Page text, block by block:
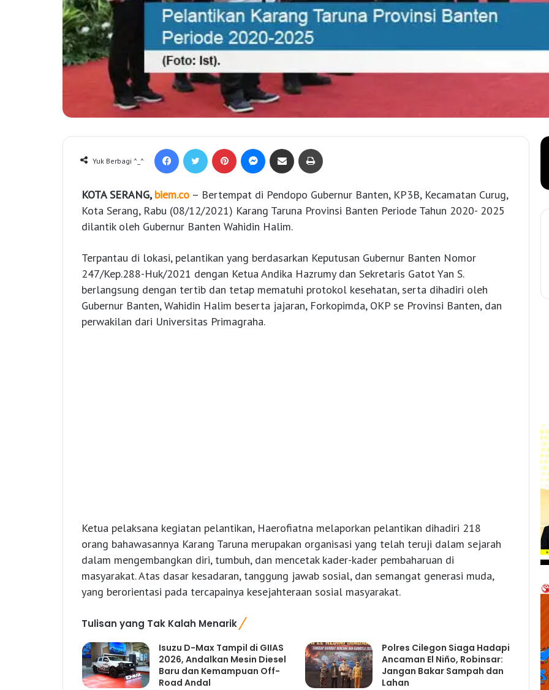
Yuk Berbagi ^_^
KOTA SERANG,biem.co – Bertempat di Pendopo Gubernur Banten, KP3B, Kecamatan Curug,
Kota Serang, Rabu (08/12/2021) Karang Taruna Provinsi Banten Periode Tahun 2020- 2025
dilantik oleh Gubernur Banten Wahidin Halim.
Terpantau di lokasi, pelantikan yang berdasarkan Keputusan Gubernur Banten Nomor
247/Kep.288-Huk/2021 dengan Ketua Andika Hazrumy dan Sekretaris Gatot Yan S.
berlangsung dengan tertib dan tetap mematuhi protokol kesehatan, serta dihadiri oleh
Gubernur Banten, Wahidin Halim beserta jajaran, Forkopimda, OKP se Provinsi Banten, dan
perwakilan dari Universitas Primagraha.
Ketua pelaksana kegiatan pelantikan, Haerofiatna melaporkan pelantikan dihadiri 218
orang bahawasannya Karang Taruna merupakan organisasi yang telah teruji dalam sejarah
dalam mengembangkan diri, tumbuh, dan mencetak kader-kader pembaharuan di
masyarakat. Atas dasar kesadaran, tanggung jawab sosial, dan semangat generasi muda,
yang berorientasi pada tercapainya kesejahteraan sosial masyarakat.
Tulisan yang Tak Kalah Menarik
Isuzu D-Max Tampil di GIIAS
2026, Andalkan Mesin Diesel
Baru dan Kemampuan Off-
Road Andal
Polres Cilegon Siaga Hadapi
Ancaman El Niño, Robinsar:
Jangan Bakar Sampah dan
Lahan